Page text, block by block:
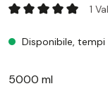
Centonze, Riserva
1
Disponibile, tempi
5000 ml